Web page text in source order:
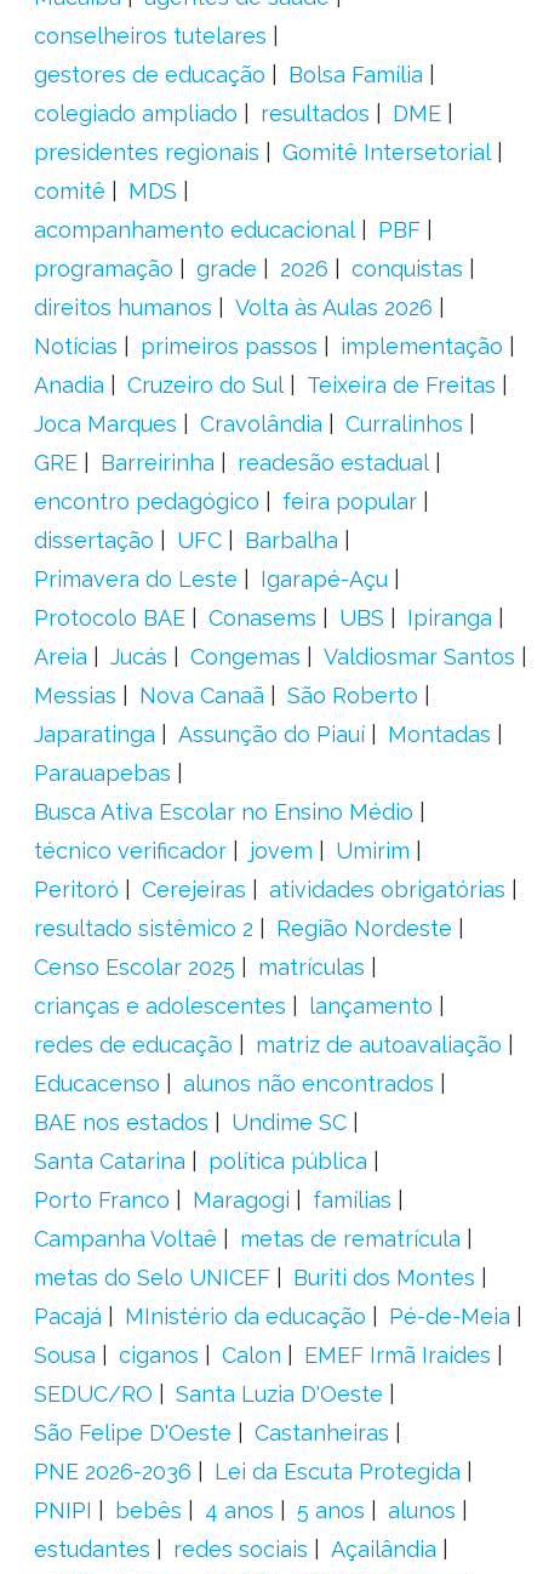
conselheiros tutelares
gestores de educação
Bolsa Família
colegiado ampliado
resultados
DME
presidentes regionais
Gomitê Intersetorial
comitê
MDS
acompanhamento educacional
PBF
programação
grade 2026
conquistas
direitos humanos
Volta às Aulas 2026
Notícias
primeiros passos
implementação
Anadia
Cruzeiro do Sul
Teixeira de Freitas
Joca Marques
Cravolândia
Curralinhos
GRE
Barreirinha
readesão estadual
encontro pedagógico
feira popular
dissertação
UFC
Barbalha
Primavera do Leste
Igarapé-Açu
Protocolo BAE
Conasems UBS
Ipiranga
Areia
Jucás Congemas
Valdiosmar Santos
Messias
Nova Canaã
São Roberto
Japaratinga
Assunção do Piauí
Montadas
Parauapebas
Busca Ativa Escolar no Ensino Médio
técnico verificador
jovem
Umirim
Peritoró
Cerejeiras
atividades obrigatórias
resultado sistêmico 2
Região Nordeste
Censo Escolar 2025
matrículas
crianças e adolescentes
lançamento
redes de educação
matriz de autoavaliação
Educacenso
alunos não encontrados
BAE nos estados
Undime SC
Santa Catarina
política pública
Porto Franco
Maragogi
famílias
Campanha Voltaê
metas de rematrícula
metas do Selo UNICEF
Buriti dos Montes
Pacajá
MInistério da educação
Pé-de-Meia
Sousa
ciganos Calon
EMEF Irmã Iraídes
SEDUC/RO
Santa Luzia D'Oeste
São Felipe D'Oeste
Castanheiras
PNE 2026-2036
Lei da Escuta Protegida
PNIPI
bebês 4 anos 5 anos
alunos
estudantes
redes sociais
Açailândia